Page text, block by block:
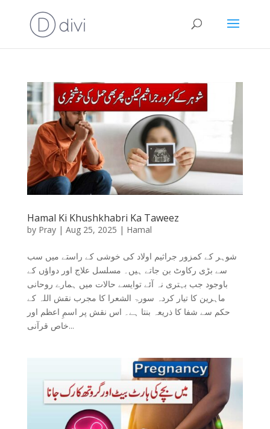
Hamal Ki Khushkhabri Ka Taweez
by Pray| Aug 25, 2025 | Hamal
شوہر کے کمزور جراثیم اولاد کی خوشی کے راستے میں سب
سے بڑی رکاوٹ بن جاتے ہیں۔ مسلسل علاج اور دواؤں کے
باوجود جب بہتری نہ آئے توایسے حالات میں ہمارے روحانی
ماہرین کا تیار کردہ سورۃ الشعرا کا مجرب نقش اللہ کے
حکم سے شفا کا ذریعہ بنتا ہے۔ اس نقش پر اسمِ اعظم اور
خاص قرآنی...